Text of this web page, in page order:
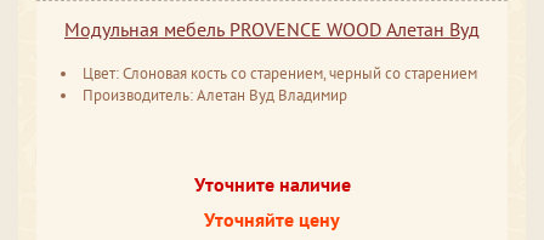
Модульная мебель PROVENCE WOOD Алетан Вуд
Цвет: Слоновая кость со старением, черный со старением
Производитель: Алетан Вуд Владимир
Уточните наличие
Уточняйте цену